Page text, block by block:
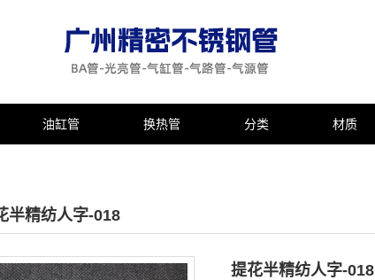
油缸管 换热管 分类 材质
半精纺人字-018
提花半精纺人字-018